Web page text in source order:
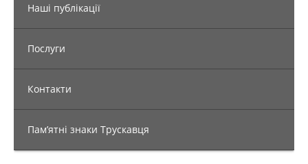
Наші публікації
Послуги
Контакти
Пам’ятні знаки Трускавця